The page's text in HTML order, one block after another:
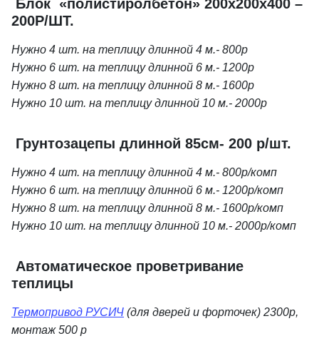
Блок «полистиролбетон» 200х200х400 –
200Р/ШТ.
Нужно 4 шт. на теплицу длинной 4 м.- 800р
Нужно 6 шт. на теплицу длинной 6 м.- 1200р
Нужно 8 шт. на теплицу длинной 8 м.- 1600р
Нужно 10 шт. на теплицу длинной 10 м.- 2000р
Грунтозацепы длинной 85см- 200 р/шт.
Нужно 4 шт. на теплицу длинной 4 м.- 800р/комп
Нужно 6 шт. на теплицу длинной 6 м.- 1200р/комп
Нужно 8 шт. на теплицу длинной 8 м.- 1600р/комп
Нужно 10 шт. на теплицу длинной 10 м.- 2000р/комп
Автоматическое проветривание
теплицы
Термопривод РУСИЧ (для дверей и форточек) 2300р,
монтаж 500 р